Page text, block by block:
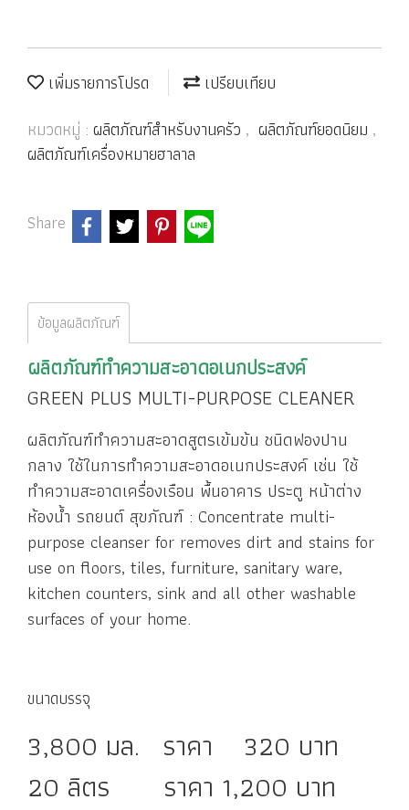
เพิ่มรายการโปรด
เปรียบเทียบ
หมวดหมู่ : ผลิตภัณฑ์สำหรับงานครัว , ผลิตภัณฑ์ยอดนิยม ,
ผลิตภัณฑ์เครื่องหมายฮาลาล
Share
ข้อมูลผลิตภัณฑ์
ผลิตภัณฑ์ทำความสะอาดอเนกประสงค์
GREEN PLUS MULTI-PURPOSE CLEANER
ผลิตภัณฑ์ทำความสะอาดสูตรเข้มข้น ชนิดฟองปาน
กลาง ใช้ในการทำความสะอาดอเนกประสงค์ เช่น ใช้
ทำความสะอาดเครื่องเรือน พื้นอาคาร ประตู หน้าต่าง
ห้องน้ำ รถยนต์ สุขภัณฑ์ : Concentrate multi-
purpose cleanser for removes dirt and stains for
use on floors, tiles, furniture, sanitary ware,
kitchen counters, sink and all other washable
surfaces of your home.
ขนาดบรรจุ
3,800 มล. ราคา 320 บาท
20 ลิตร ราคา 1,200 บาท